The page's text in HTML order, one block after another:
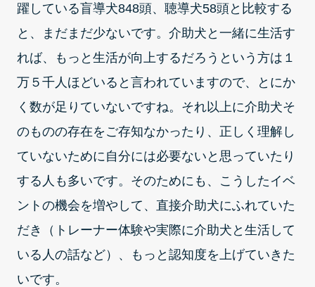
躍している盲導犬848頭、聴導犬58頭と比較する
と、まだまだ少ないです。介助犬と一緒に生活す
れば、もっと生活が向上するだろうという方は１
万５千人ほどいると言われていますので、とにか
く数が足りていないですね。それ以上に介助犬そ
のものの存在をご存知なかったり、正しく理解し
ていないために自分には必要ないと思っていたり
する人も多いです。そのためにも、こうしたイベ
ントの機会を増やして、直接介助犬にふれていた
だき（トレーナー体験や実際に介助犬と生活して
いる人の話など）、もっと認知度を上げていきた
いです。